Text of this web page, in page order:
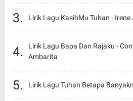
Lirik Lagu KasihMu Tuhan - Irene
Lirik Lagu Bapa Dan Rajaku -
Ambarita
Lirik Lagu Tuhan Betapa